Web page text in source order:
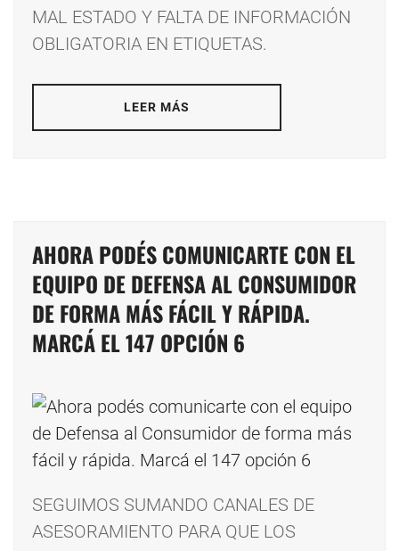
MAL ESTADO Y FALTA DE INFORMACIÓN
OBLIGATORIA EN ETIQUETAS.
LEER MÁS
AHORA PODÉS COMUNICARTE CON EL
EQUIPO DE DEFENSA AL CONSUMIDOR
DE FORMA MÁS FÁCIL Y RÁPIDA.
MARCÁ EL 147 OPCIÓN 6
SEGUIMOS SUMANDO CANALES DE
ASESORAMIENTO PARA QUE LOS